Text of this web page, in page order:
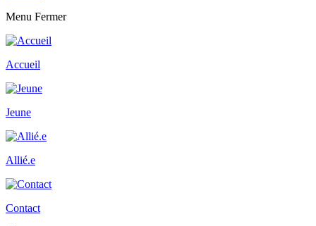
Menu Fermer
Accueil
Jeune
Allié.e
Contact